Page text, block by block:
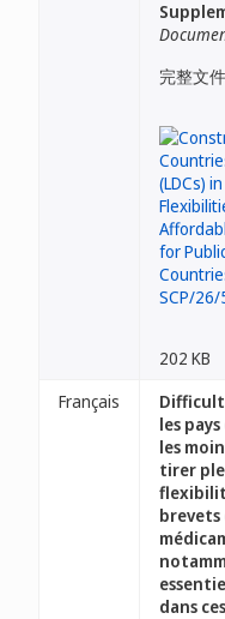
完整文件
202 KB
Français
les
les
tirer
brevets
dans